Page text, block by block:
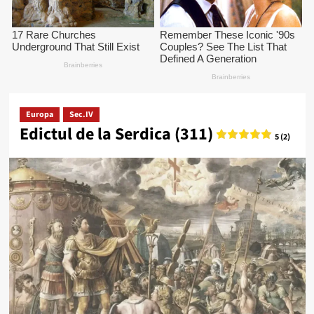
Europa Sec.IV
Edictul de la Serdica (311) 5 (2)